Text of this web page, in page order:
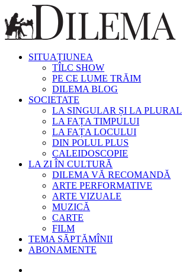
SITUAȚIUNEA
TÎLC SHOW
PE CE LUME TRĂIM
DILEMA BLOG
SOCIETATE
LA SINGULAR ȘI LA PLURAL
LA FAȚA TIMPULUI
LA FAȚA LOCULUI
DIN POLUL PLUS
CALEIDOSCOPIE
LA ZI ÎN CULTURĂ
DILEMA VĂ RECOMANDĂ
ARTE PERFORMATIVE
ARTE VIZUALE
MUZICĂ
CARTE
FILM
TEMA SĂPTĂMÎNII
ABONAMENTE